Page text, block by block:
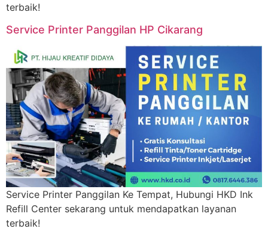
terbaik!
Service Printer Panggilan HP Cikarang
Service Printer Panggilan Ke Tempat, Hubungi HKD Ink
Refill Center sekarang untuk mendapatkan layanan
terbaik!